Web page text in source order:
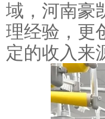
域，河南豪
理经验，更
定的收入来